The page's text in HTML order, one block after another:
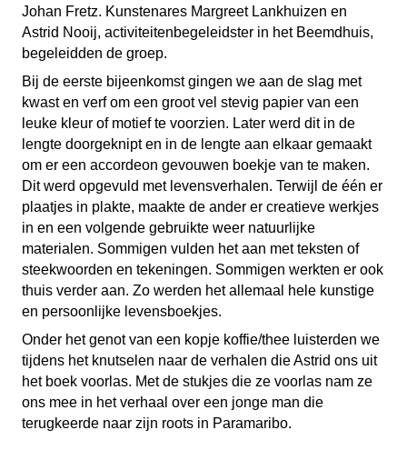
Johan Fretz. Kunstenares Margreet Lankhuizen en
Astrid Nooij, activiteitenbegeleidster in het Beemdhuis,
begeleidden de groep.
Bij de eerste bijeenkomst gingen we aan de slag met
kwast en verf om een groot vel stevig papier van een
leuke kleur of motief te voorzien. Later werd dit in de
lengte doorgeknipt en in de lengte aan elkaar gemaakt
om er een accordeon gevouwen boekje van te maken.
Dit werd opgevuld met levensverhalen. Terwijl de één er
plaatjes in plakte, maakte de ander er creatieve werkjes
in en een volgende gebruikte weer natuurlijke
materialen. Sommigen vulden het aan met teksten of
steekwoorden en tekeningen. Sommigen werkten er ook
thuis verder aan. Zo werden het allemaal hele kunstige
en persoonlijke levensboekjes.
Onder het genot van een kopje koffie/thee luisterden we
tijdens het knutselen naar de verhalen die Astrid ons uit
het boek voorlas. Met de stukjes die ze voorlas nam ze
ons mee in het verhaal over een jonge man die
terugkeerde naar zijn roots in Paramaribo.